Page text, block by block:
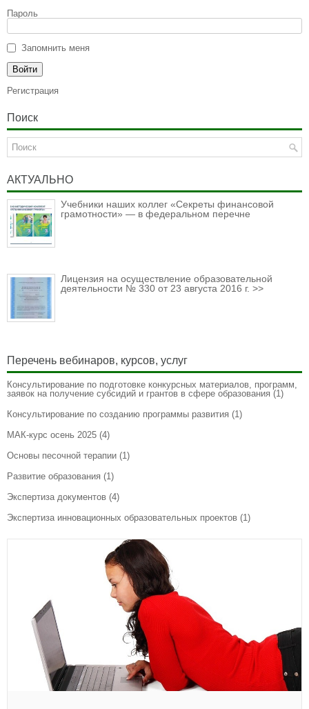
Пароль
Запомнить меня
Регистрация
Поиск
АКТУАЛЬНО
Учебники наших коллег «Секреты финансовой
грамотности» — в федеральном перечне
Лицензия на осуществление образовательной
деятельности № 330 от 23 августа 2016 г. >>
Перечень вебинаров, курсов, услуг
Консультирование по подготовке конкурсных материалов, программ,
заявок на получение субсидий и грантов в сфере образования (1)
Консультирование по созданию программы развития (1)
МАК-курс осень 2025 (4)
Основы песочной терапии (1)
Развитие образования (1)
Экспертиза документов (4)
Экспертиза инновационных образовательных проектов (1)